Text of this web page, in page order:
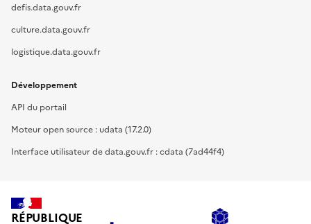
defis.data.gouv.fr
culture.data.gouv.fr
logistique.data.gouv.fr
Développement
API du portail
Moteur open source : udata (17.2.0)
Interface utilisateur de data.gouv.fr : cdata (7ad44f4)
RÉPUBLIQUE